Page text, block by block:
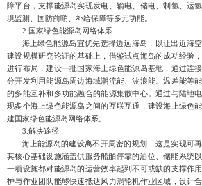
障平台，支撑能源岛实现发电、输电、储电、制氢、运
境监测、国防前哨、补给保障等多元功能。
2. 国家绿色能源岛网络体系
海上绿色能源岛宜优先选择边远海岛，以让出近海
建设规模研究论证的基础上，借鉴试点海岛的成功经验
进行布局，建设一批国家海上绿色能源岛基地，通过连
分开发利用能源岛周边海域潮流能、波浪能、温差能等
的多能互补和多功能融合的能源集散中心。通过与陆地
现多个海上绿色能源岛之间的互联互通，建设海上绿色
建国家绿色能源岛网络体系。
3. 解决途径
海上能源岛的建设离不开周密的规划，这是实现可
其核心基础设施涵盖供服务船舶停靠的泊位、储能系统
一项设施都对能源岛的运营效率起到不可或缺的支撑作
护与作业团队能够快速抵达风力涡轮机作业区域，设计